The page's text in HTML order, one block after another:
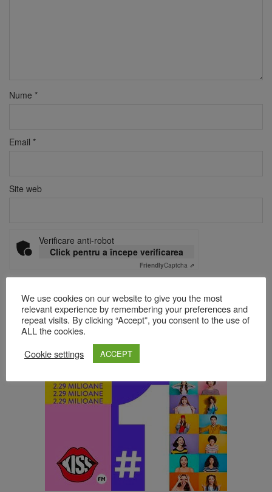
Nume *
Email *
Site web
Verificare anti-robot
Click pentru a începe verificarea
FriendlyCaptcha ⇗
Acest site folosește Akismet pentru a reduce spamul.Află cum
sunt procesate datele comentariilor tale.
We use cookies on our website to give you the most
relevant experience by remembering your preferences and
repeat visits. By clicking “Accept”, you consent to the use of
ALL the cookies.
Cookie settings
ACCEPT